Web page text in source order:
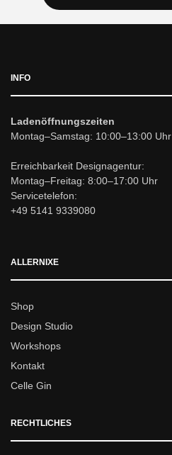
INFO
Ladenöffnungszeiten
Montag–Samstag: 10:00–13:00 Uhr
Erreichbarkeit Designagentur:
Montag–Freitag: 8:00–17:00 Uhr
Servicetelefon:
+49 5141 9339080
ALLERNIXE
Shop
Design Studio
Workshops
Kontakt
Celle Gin
RECHTLICHES